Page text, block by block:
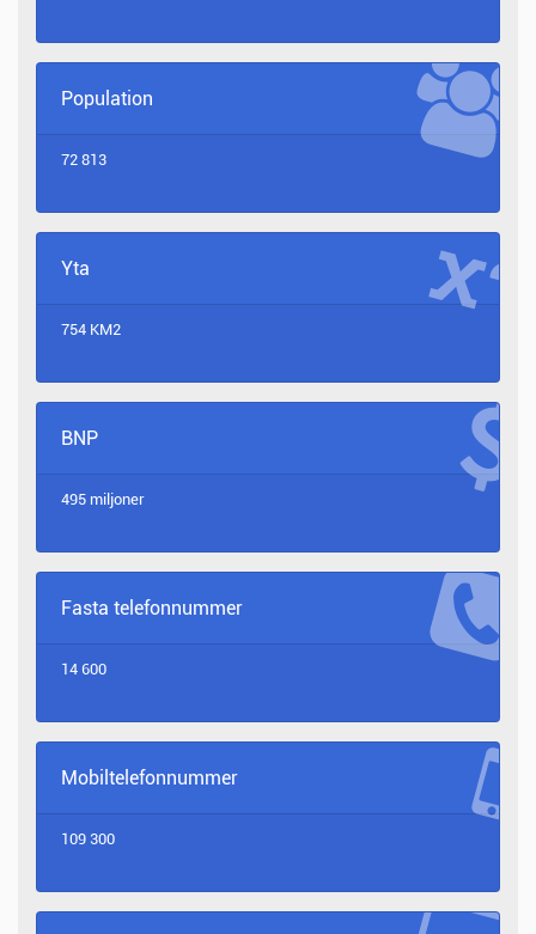
Population
72 813
Yta
754 KM2
BNP
495 miljoner
Fasta telefonnummer
14 600
Mobiltelefonnummer
109 300